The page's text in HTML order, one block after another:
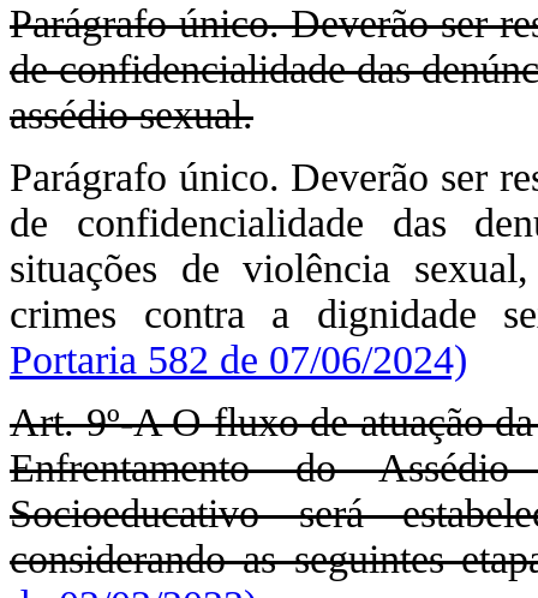
Parágrafo único. Deverão ser
de confidencialidade das
assédio sexual.
Parágrafo único. Deverão ser
de confidencialidade das
situações de violência
crimes contra a dignidade
Portaria 582 de 07/06/2024)
Art. 9º-A O fluxo de atuação
Enfrentamento do
Socioeducativo será
considerando as seguintes